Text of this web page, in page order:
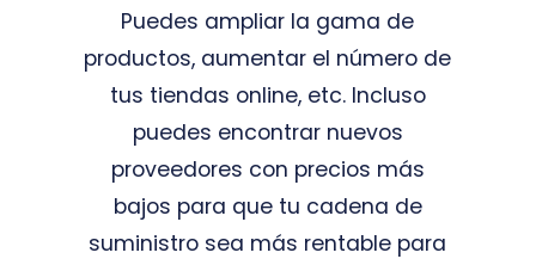
Puedes ampliar la gama de
productos, aumentar el número de
tus tiendas online, etc. Incluso
puedes encontrar nuevos
proveedores con precios más
bajos para que tu cadena de
suministro sea más rentable para